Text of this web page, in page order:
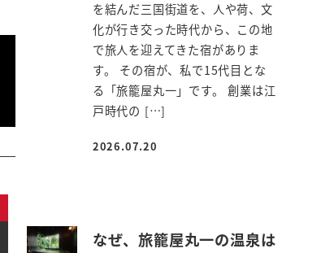
を結んだ三国街道を、人や荷、文
化が行き交った時代から、この地
で旅人を迎えてきた宿がありま
す。 その宿が、私で15代目とな
る「旅籠屋丸一」です。 創業は江
戸時代の […]
投稿日
2026.07.20
なぜ、旅籠屋丸一の温泉は